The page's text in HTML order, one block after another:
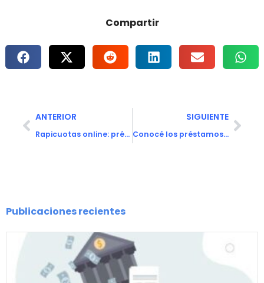
Compartir
ANTERIOR
Rapicuotas online: préstamos en efectivo
SIGUIENTE
Conocé los préstamos para empleados públicos
Publicaciones recientes